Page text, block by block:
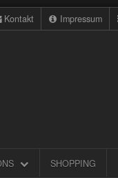
Kontakt Impressum
SHOPPING